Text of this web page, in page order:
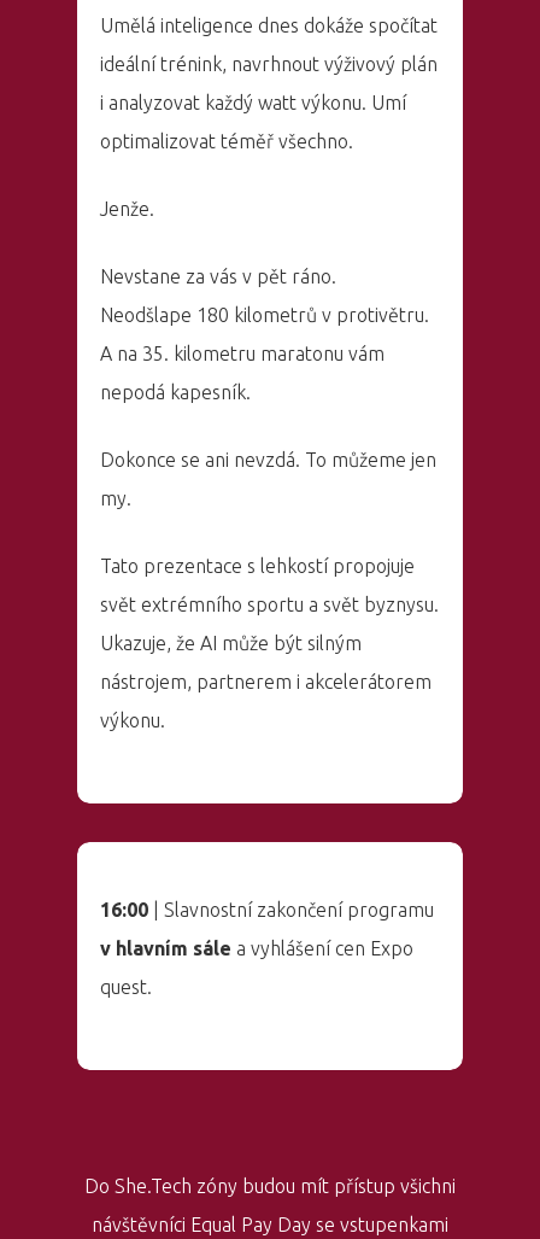
Umělá inteligence dnes dokáže spočítat
ideální trénink, navrhnout výživový plán
i analyzovat každý watt výkonu. Umí
optimalizovat téměř všechno.
Jenže.
Nevstane za vás v pět ráno.
Neodšlape 180 kilometrů v protivětru.
A na 35. kilometru maratonu vám
nepodá kapesník.
Dokonce se ani nevzdá. To můžeme jen
my.
Tato prezentace s lehkostí propojuje
svět extrémního sportu a svět byznysu.
Ukazuje, že AI může být silným
nástrojem, partnerem i akcelerátorem
výkonu.
16:00 | Slavnostní zakončení programu
v hlavním sále a vyhlášení cen Expo
quest.
Do She.Tech zóny budou mít přístup všichni
návštěvníci Equal Pay Day se vstupenkami